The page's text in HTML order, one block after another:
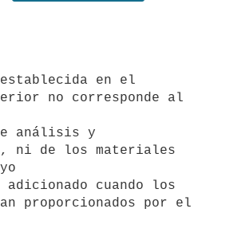
no corresponde al
análisis y
ni de los materiales
adicionado cuando los
proporcionados por el